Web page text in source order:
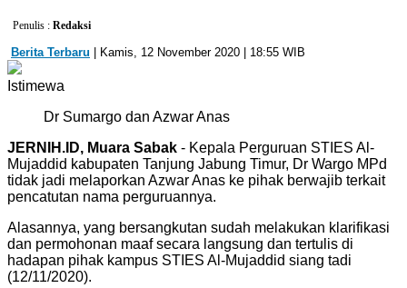
Penulis : Redaksi
Berita Terbaru | Kamis, 12 November 2020 | 18:55 WIB
Istimewa
Dr Sumargo dan Azwar Anas
JERNIH.ID, Muara Sabak - Kepala Perguruan STIES Al-
Mujaddid kabupaten Tanjung Jabung Timur, Dr Wargo MPd
tidak jadi melaporkan Azwar Anas ke pihak berwajib terkait
pencatutan nama perguruannya.
Alasannya, yang bersangkutan sudah melakukan klarifikasi
dan permohonan maaf secara langsung dan tertulis di
hadapan pihak kampus STIES Al-Mujaddid siang tadi
(12/11/2020).